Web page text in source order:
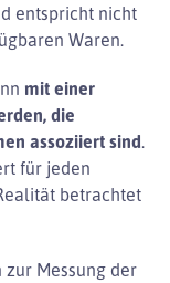
entspricht nicht
Waren.
mit einer
die
assoziiert sind.
für jeden
betrachtet
Messung der